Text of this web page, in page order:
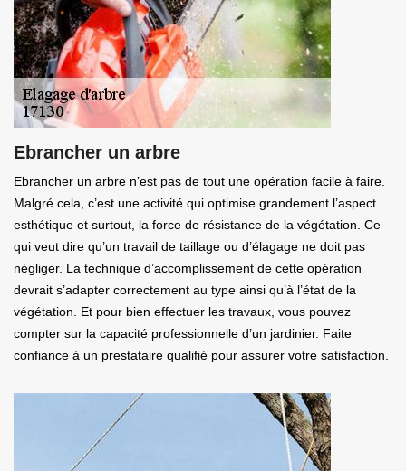
Ebrancher un arbre
Ebrancher un arbre n’est pas de tout une opération facile à faire.
Malgré cela, c’est une activité qui optimise grandement l’aspect
esthétique et surtout, la force de résistance de la végétation. Ce
qui veut dire qu’un travail de taillage ou d’élagage ne doit pas
négliger. La technique d’accomplissement de cette opération
devrait s’adapter correctement au type ainsi qu’à l’état de la
végétation. Et pour bien effectuer les travaux, vous pouvez
compter sur la capacité professionnelle d’un jardinier. Faite
confiance à un prestataire qualifié pour assurer votre satisfaction.